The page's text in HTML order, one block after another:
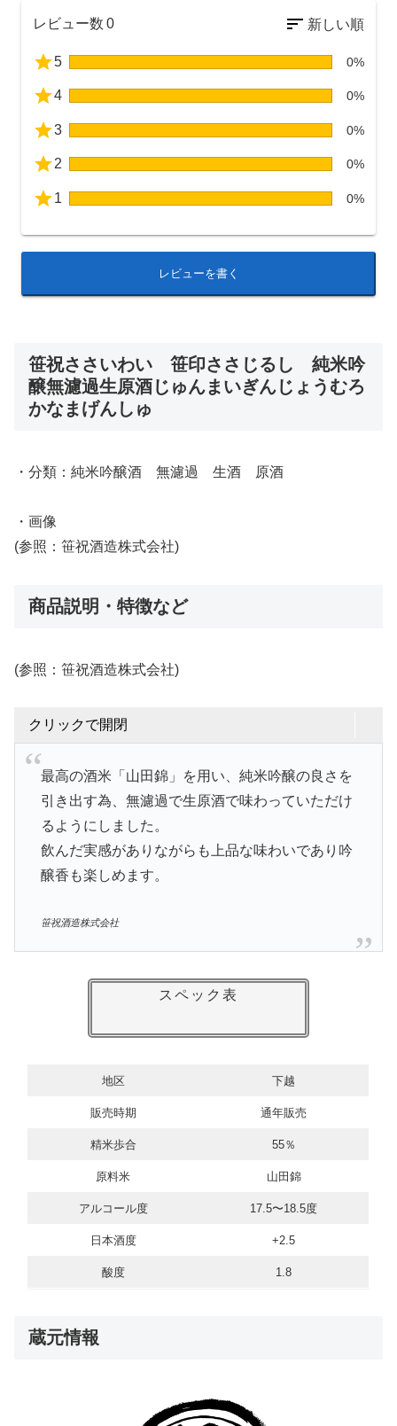
レビュー数 0
5 0%
4 0%
3 0%
2 0%
1 0%
レビューを書く
笹祝ささいわい 笹印ささじるし 純米吟
醸無濾過生原酒じゅんまいぎんじょうむろ
かなまげんしゅ
・分類：純米吟醸酒 無濾過 生酒 原酒
・画像
(参照：笹祝酒造株式会社)
商品説明・特徴など
(参照：笹祝酒造株式会社)
クリックで開閉
最高の酒米「山田錦」を用い、純米吟醸の良さを
引き出す為、無濾過で生原酒で味わっていただけ
るようにしました。
飲んだ実感がありながらも上品な味わいであり吟
醸香も楽しめます。
笹祝酒造株式会社
スペック表
地区 下越
販売時期 通年販売
精米歩合 55％
原料米 山田錦
アルコール度 17.5〜18.5度
日本酒度 +2.5
酸度 1.8
蔵元情報